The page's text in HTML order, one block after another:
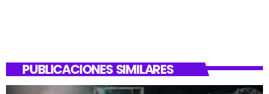
PUBLICACIONES SIMILARES